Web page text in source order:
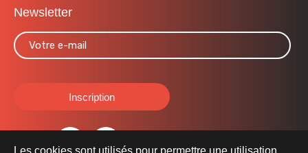
Les cookies sont utilisés pour permettre une utilisation
Newsletter